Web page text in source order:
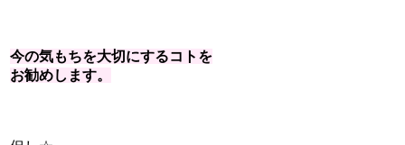
今の気もちを大切にするコトを
お勧めします。